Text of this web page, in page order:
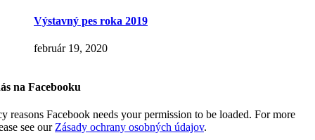
Výstavný pes roka 2019
február 19, 2020
na Facebooku
reasons Facebook needs your permission to be loaded. For more
see our Zásady ochrany osobných údajov.